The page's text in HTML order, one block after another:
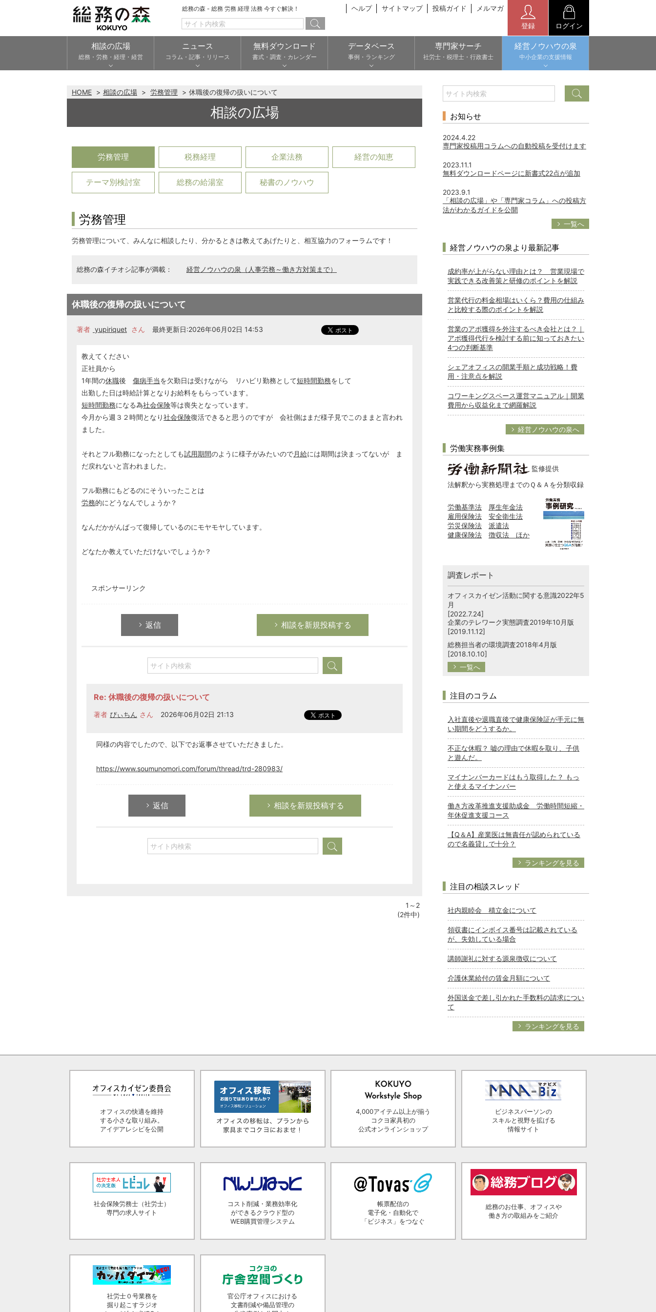
総務の森 - 総務 労務 経理 法務 今すぐ解決！ ヘルプ サイトマップ 投稿ガイド メルマガ
登録 ログイン
相談の広場
総務・労務・経理・経営
ニュース
コラム・記事・リリース
無料ダウンロード
書式・調査・カレンダー
データベース
事例・ランキング
専門家サーチ
社労士・税理士・行政書士
経営ノウハウの泉
中小企業の支援情報
HOME 相談の広場 労務管理 休職後の復帰の扱いについて
相談の広場
労務管理 税務経理 企業法務 経営の知恵
テーマ別検討室 総務の給湯室 秘書のノウハウ
労務管理
労務管理について、みんなに相談したり、分かるときは教えてあげたりと、相互協力のフォーラムです！
総務の森イチオシ記事が満載： 経営ノウハウの泉（人事労務～働き方対策まで）
休職後の復帰の扱いについて
著者 yupiriquet さん 最終更新日:2026年06月02日 14:53
教えてください
正社員から
1年間の休職後 傷病手当を欠勤日は受けながら リハビリ勤務として短時間勤務をして
出勤した日は時給計算となりお給料をもらっています。
短時間勤務になる為社会保険等は喪失となっています。
今月から週３２時間となり社会保険復活できると思うのですが 会社側はまだ様子見でこのままと言われ
ました。
それとフル勤務になったとしても試用期間のように様子がみたいので月給には期間は決まってないが ま
だ戻れないと言われました。
フル勤務にもどるのにそういったことは
労務的にどうなんでしょうか？
なんだかがんばって復帰しているのにモヤモヤしています。
どなたか教えていただけないでしょうか？
スポンサーリンク
返信 相談を新規投稿する
Re: 休職後の復帰の扱いについて
著者 ぴぃちん さん 2026年06月02日 21:13
同様の内容でしたので、以下でお返事させていただきました。
https://www.soumunomori.com/forum/thread/trd-280983/
返信 相談を新規投稿する
労務管理
経営の知恵
秘書のノウハウ
1～2
(2件中)
お知らせ
2024.4.22
専門家投稿用コラムへの自動投稿を受付けます
2023.11.1
無料ダウンロードページに新書式22点が追加
2023.9.1
「相談の広場」や「専門家コラム」への投稿方
法がわかるガイドを公開
一覧へ
経営ノウハウの泉より最新記事
成約率が上がらない理由とは？ 営業現場で
実践できる改善策と研修のポイントを解説
営業代行の料金相場はいくら？費用の仕組み
と比較する際のポイントを解説
営業のアポ獲得を外注するべき会社とは？｜
アポ獲得代行を検討する前に知っておきたい
4つの判断基準
シェアオフィスの開業手順と成功戦略！費
用・注意点を解説
コワーキングスペース運営マニュアル｜開業
費用から収益化まで網羅解説
経営ノウハウの泉へ
労働実務事例集
監修提供
法解釈から実務処理までのＱ＆Ａを分類収録
労働基準法
厚生年金法
雇用保険法
安全衛生法
労災保険法
派遣法
健康保険法
徴収法 ほか
調査レポート
オフィスカイゼン活動に関する意識2022年5
月
[2022.7.24]
企業のテレワーク実態調査2019年10月版
[2019.11.12]
総務担当者の環境調査2018年4月版
[2018.10.10]
一覧へ
注目のコラム
入社直後や退職直後で健康保険証が手元に無
い期間をどうするか。
不正な休暇？ 嘘の理由で休暇を取り、子供
と遊んだ。
マイナンバーカードはもう取得した？ もっ
と使えるマイナンバー
働き方改革推進支援助成金 労働時間短縮・
年休促進支援コース
【Q＆A】産業医は無責任が認められている
ので名義貸しで十分？
ランキングを見る
注目の相談スレッド
社内親睦会 積立金について
領収書にインボイス番号は記載されている
が、失効している場合
講師謝礼に対する源泉徴収について
介護休業給付の賃金月額について
外国送金で差し引かれた手数料の請求につい
て
ランキングを見る
オフィスの快適を維持
する小さな取り組み。
アイデアレシピを公開
4,000アイテム以上が揃う
コクヨ家具初の
公式オンラインショップ
ビジネスパーソンの
スキルと視野を拡げる
情報サイト
社会保険労務士（社労士）
専門の求人サイト
コスト削減・業務効率化
ができるクラウド型の
WEB購買管理システム
帳票配信の
電子化・自動化で
「ビジネス」をつなぐ
総務のお仕事、オフィスや
働き方の取組みをご紹介
社労士０号業務を
掘り起こすラジオ
官公庁オフィスにおける
文書削減や備品管理の